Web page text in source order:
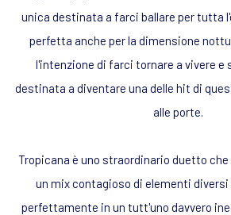
unica destinata a farci ballare per tutta
perfetta anche per la dimensione
l'intenzione di farci tornare a vivere e
destinata a diventare una delle hit di
alle porte.
Tropicana è uno straordinario duetto
un mix contagioso di elementi
perfettamente in un tutt'uno davvero